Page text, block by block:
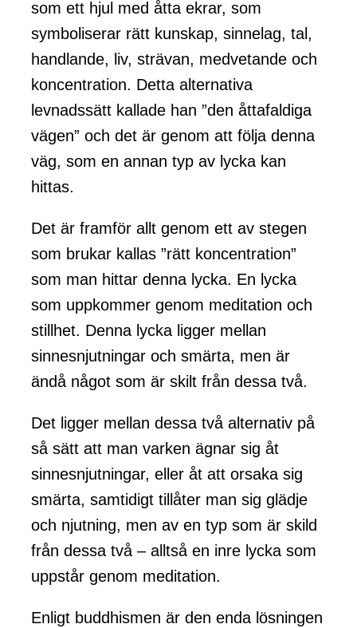
som ett hjul med åtta ekrar, som
symboliserar rätt kunskap, sinnelag, tal,
handlande, liv, strävan, medvetande och
koncentration. Detta alternativa
levnadssätt kallade han ”den åttafaldiga
vägen” och det är genom att följa denna
väg, som en annan typ av lycka kan
hittas.
Det är framför allt genom ett av stegen
som brukar kallas ”rätt koncentration”
som man hittar denna lycka. En lycka
som uppkommer genom meditation och
stillhet. Denna lycka ligger mellan
sinnesnjutningar och smärta, men är
ändå något som är skilt från dessa två.
Det ligger mellan dessa två alternativ på
så sätt att man varken ägnar sig åt
sinnesnjutningar, eller åt att orsaka sig
smärta, samtidigt tillåter man sig glädje
och njutning, men av en typ som är skild
från dessa två – alltså en inre lycka som
uppstår genom meditation.
Enligt buddhismen är den enda lösningen